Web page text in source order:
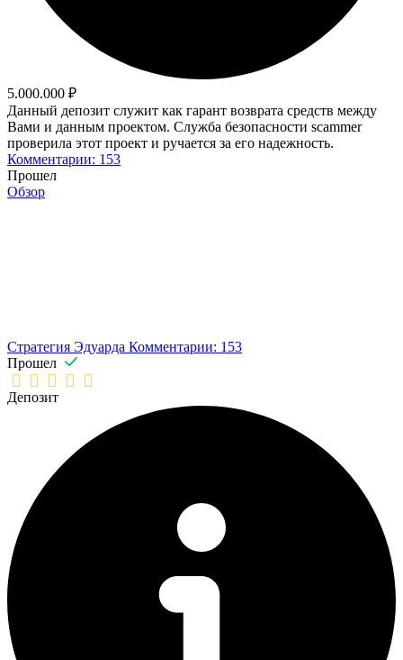
5.000.000 ₽
Данный депозит служит как гарант возврата средств между
Вами и данным проектом. Служба безопасности scammer
проверила этот проект и ручается за его надежность.
Комментарии: 153
Прошел
Обзор
Стратегия Эдуарда Комментарии: 153
Прошел
Депозит